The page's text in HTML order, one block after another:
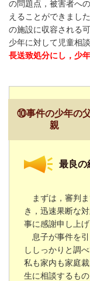
の問題点，被害者へ
えることができまし
の施設に収容される
少年に対して児童相
長送致処分にし，少
⑩事件の少年の
親
最良の
まずは，審判ま
き，迅速果断な
事に感謝申し上げ
息子が事件を引
ししっかりと調
私も家内も家庭
生に相談するも